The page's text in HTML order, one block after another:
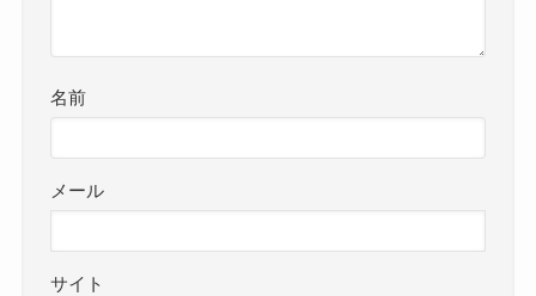
名前
メール
サイト